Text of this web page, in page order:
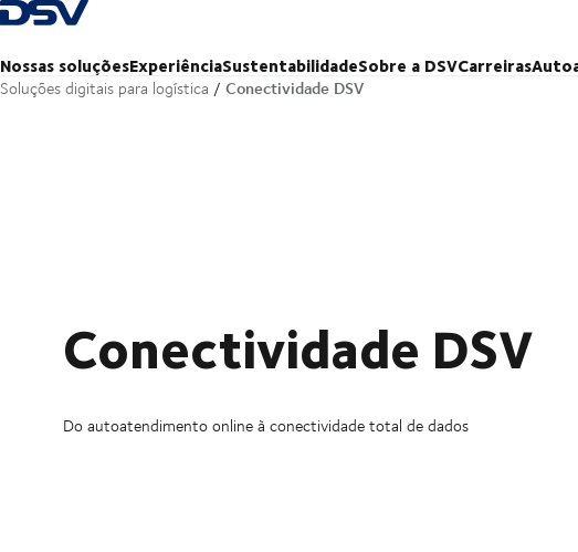
Voltar à página inicial
Nossas soluçõesExperiênciaSustentabilidadeSobre a DSVCarreiras
Soluções digitais para logística Conectividade DSV
Conectividade DSV
Do autoatendimento online à conectividade total de dados